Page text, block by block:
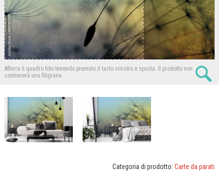
Afferra il quadro foto tenendo premuto il tasto sinistro e sposta.
Il prodotto non
contienerà una filigrana.
Categoria di prodotto: Carte da parati